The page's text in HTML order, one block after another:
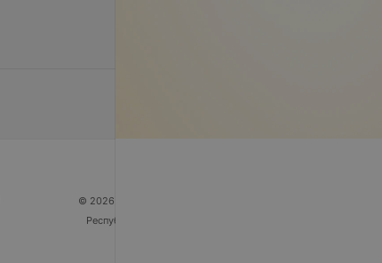
© 2026 ООО «Артокс Лаб», УНП 191700409
Республика Беларусь, г. Минск, улица Толбухина, 2,